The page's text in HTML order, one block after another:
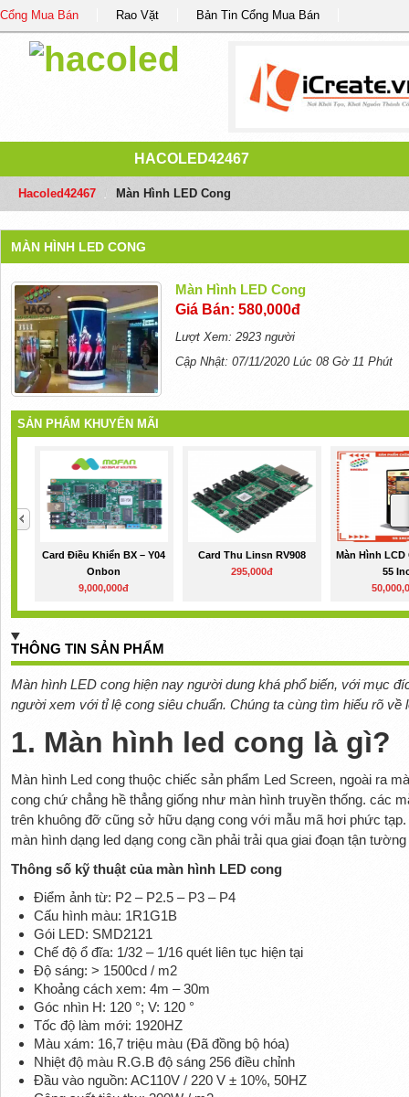
Cổng Mua Bán Rao Vặt Bản Tin Cổng Mua Bán
HACOLED42467
Hacoled42467 Màn Hình LED Cong
MÀN HÌNH LED CONG
Màn Hình LED Cong
Giá Bán: 580,000đ
Lượt Xem: 2923 người
Cập Nhật: 07/11/2020 Lúc 08 Gờ 11 Phút
SẢN PHẨM KHUYẾN MÃI
Card Điều Khiển BX – Y04
Onbon
9,000,000đ
Card Thu Linsn RV908
295,000đ
Màn Hình
55
THÔNG TIN SẢN PHẨM
Màn hình LED cong hiện nay người dung khá phổ biến, với mục
người xem với tỉ lệ cong siêu chuẩn. Chúng ta cùng tìm hiếu rõ về
1. Màn hình led cong là gì?
Màn hình Led cong thuộc chiếc sản phẩm Led Screen, ngoài ra
cong chứ chẳng hề thẳng giống như màn hình truyền thống. các
trên khuông đỡ cũng sở hữu dạng cong với mẫu mã hơi phức
màn hình dạng led dạng cong cần phải trải qua giai đoạn tận
Thông số kỹ thuật của màn hình LED cong
Điểm ảnh từ: P2 – P2.5 – P3 – P4
Cấu hình màu: 1R1G1B
Gói LED: SMD2121
Chế độ ổ đĩa: 1/32 – 1/16 quét liên tục hiện tại
Độ sáng: > 1500cd / m2
Khoảng cách xem: 4m – 30m
Góc nhìn H: 120 °; V: 120 °
Tốc độ làm mới: 1920HZ
Màu xám: 16,7 triệu màu (Đã đồng bộ hóa)
Nhiệt độ màu R.G.B độ sáng 256 điều chỉnh
Đầu vào nguồn: AC110V / 220 V ± 10%, 50HZ